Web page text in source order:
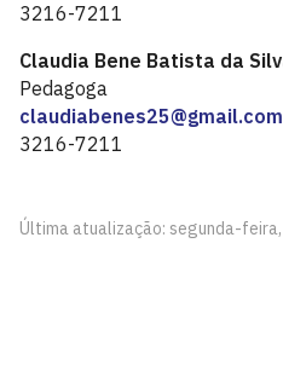
3216-7211
Claudia Bene Batista da
Pedagoga
claudiabenes25@gmail.com
3216-7211
Última atualização: segunda-